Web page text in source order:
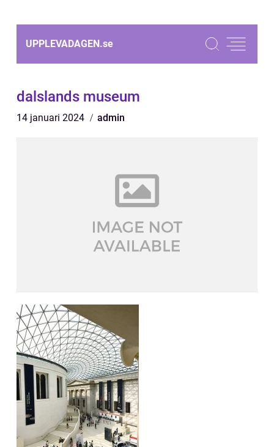
UPPLEVADAGEN.se
dalslands museum
14 januari 2024 admin